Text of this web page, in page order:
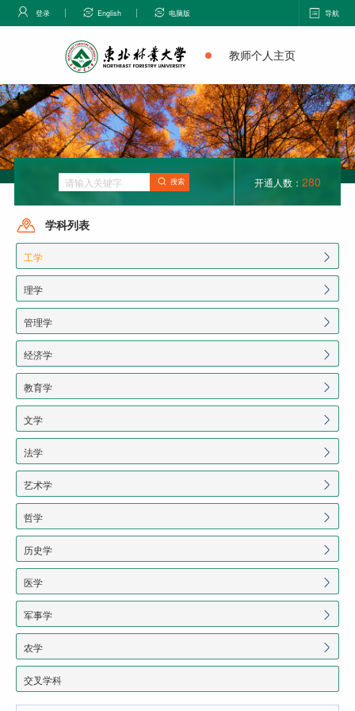
登录 English 电脑版 导航
教师个人主页
搜索 开通人数： 280
学科列表
工学
理学
管理学
经济学
教育学
文学
法学
艺术学
哲学
历史学
医学
军事学
农学
交叉学科